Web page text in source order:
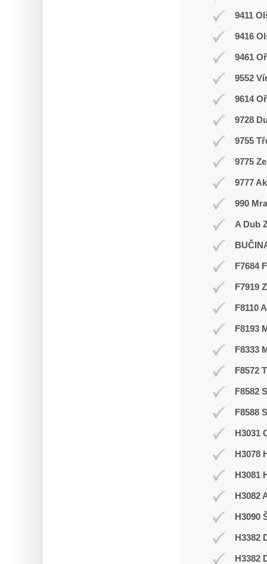
9411
9416
9461
9552
9614
9728
9755
9775
9777
990
A Dub
F7684
F7919
F8110
F8193
F8333
F8572
F8582
F8588
H3031
H3078
H3081
H3082
H3090
H3382
H3382